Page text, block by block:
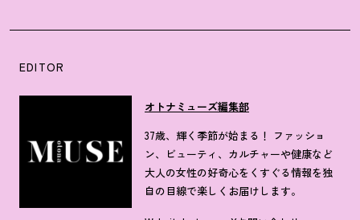
EDITOR
オトナミューズ編集部
37歳、輝く季節が始まる！ ファッショ
ン、ビューティ、カルチャーや健康など
大人の女性の好奇心をくすぐる情報を独
自の目線で楽しくお届けします。